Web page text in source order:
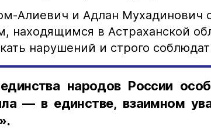
Алиевич и Адлан Мухадинович
находящимся в Астраханской
нарушений и строго
народов России
— в единстве, взаимном